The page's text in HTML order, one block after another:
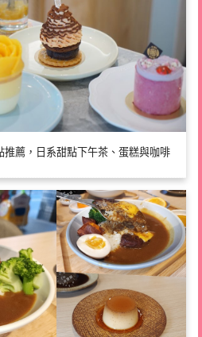
推薦，日系甜點下午茶、蛋糕與咖啡